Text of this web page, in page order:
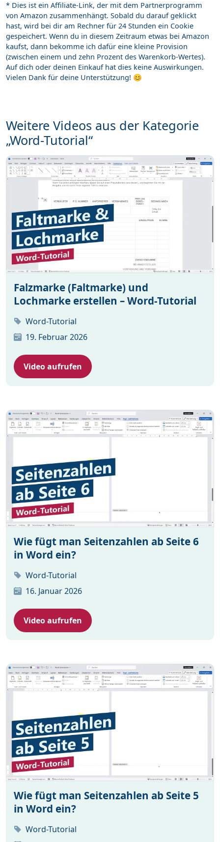
* Dies ist ein Affiliate-Link, der mit dem Partnerprogramm
von Amazon zusammenhängt. Sobald du darauf geklickt
hast, wird bei dir am Rechner für 24 Stunden ein Cookie
gespeichert. Wenn du in diesem Zeitraum etwas bei Amazon
kaufst, dann bekomme ich dafür eine kleine Provision
(zwischen einem und zehn Prozent des Warenkorb-Wertes).
Auf dich oder deinen Einkauf hat dies keine Auswirkungen.
Vielen Dank für deine Unterstützung! 😊
Weitere Videos aus der Kategorie
„Word-Tutorial“
Falzmarke (Faltmarke) und
Lochmarke erstellen – Word-Tutorial
Word-Tutorial
19. Februar 2026
Video aufrufen
Wie fügt man Seitenzahlen ab Seite 6
in Word ein?
Word-Tutorial
16. Januar 2026
Video aufrufen
Wie fügt man Seitenzahlen ab Seite 5
in Word ein?
Word-Tutorial